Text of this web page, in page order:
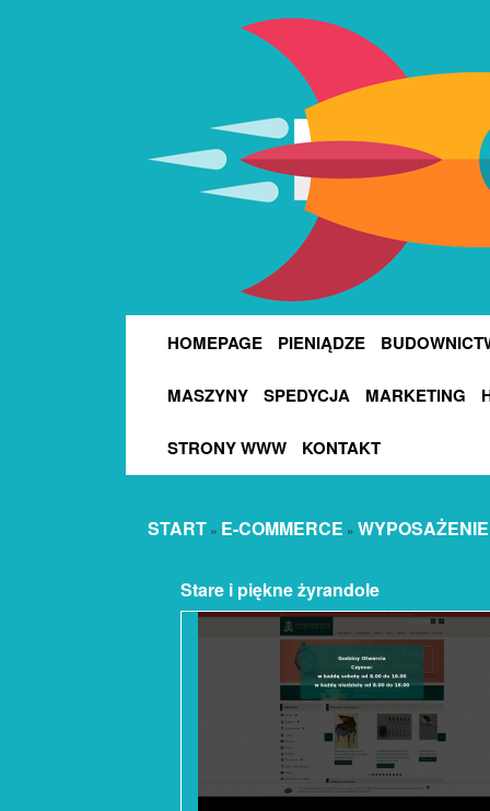
HOMEPAGE PIENIĄDZE
MASZYNY SPEDYCJA MARKETING
STRONY WWW KONTAKT
START » E-COMMERCE »
Stare i piękne żyrandole